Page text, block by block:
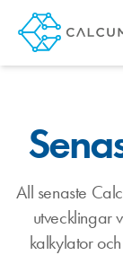
All senaste
utvecklingar
kalkylator